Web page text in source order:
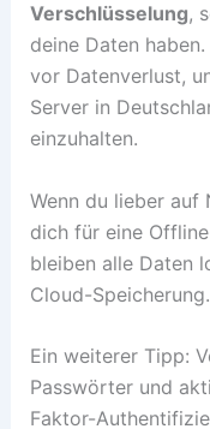
Verschlüsselung,
deine Daten
vor Datenverlust,
Server in
einzuhalten.
Wenn du lieber auf
dich für eine
bleiben alle Daten
Cloud-Speicherung.
Ein weiterer Tipp:
Passwörter und
Faktor-